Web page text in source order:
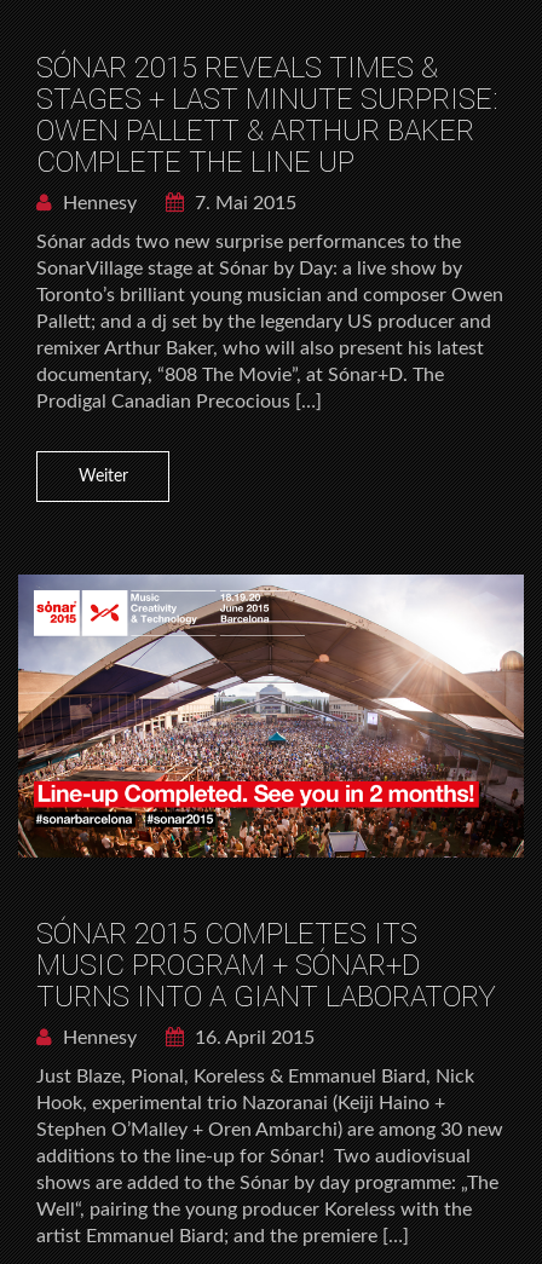
SÓNAR 2015 REVEALS TIMES &
STAGES + LAST MINUTE SURPRISE:
OWEN PALLETT & ARTHUR BAKER
COMPLETE THE LINE UP
Hennesy
7. Mai 2015
Sónar adds two new surprise performances to the
SonarVillage stage at Sónar by Day: a live show by
Toronto’s brilliant young musician and composer Owen
Pallett; and a dj set by the legendary US producer and
remixer Arthur Baker, who will also present his latest
documentary, “808 The Movie”, at Sónar+D. The
Prodigal Canadian Precocious […]
Weiter
SÓNAR 2015 COMPLETES ITS
MUSIC PROGRAM + SÓNAR+D
TURNS INTO A GIANT LABORATORY
Hennesy
16. April 2015
Just Blaze, Pional, Koreless & Emmanuel Biard, Nick
Hook, experimental trio Nazoranai (Keiji Haino +
Stephen O’Malley + Oren Ambarchi) are among 30 new
additions to the line-up for Sónar! Two audiovisual
shows are added to the Sónar by day programme: „The
Well“, pairing the young producer Koreless with the
artist Emmanuel Biard; and the premiere […]